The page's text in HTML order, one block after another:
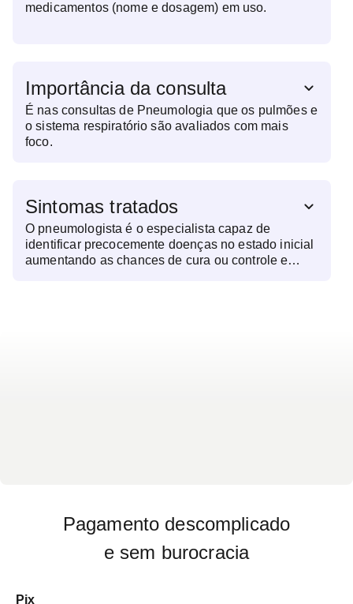
medicamentos (nome e dosagem) em uso.
Importância da consulta
É nas consultas de Pneumologia que os pulmões e
o sistema respiratório são avaliados com mais
foco.
Sintomas tratados
O pneumologista é o especialista capaz de
identificar precocemente doenças no estado inicial
aumentando as chances de cura ou controle e
Pagamento descomplicado
e sem burocracia
Pix